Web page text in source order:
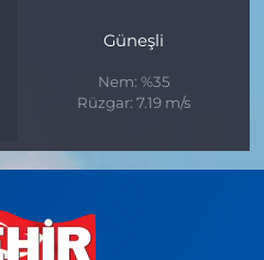
Güneşli
Nem: %35
Rüzgar: 7.19 m/s